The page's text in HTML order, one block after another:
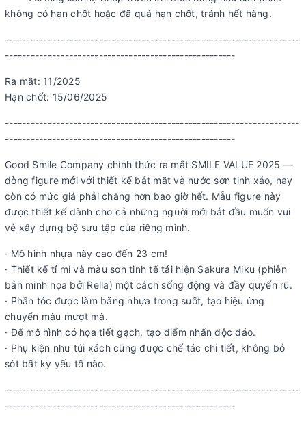
không có hạn chốt hoặc đã quá hạn chốt, tránh hết hàng.
---------------------------------------------------------------------
------------------------------------------------------
Ra mắt: 11/2025
Hạn chốt: 15/06/2025
---------------------------------------------------------------------
------------------------------------------------------
Good Smile Company chính thức ra mắt SMILE VALUE 2025 —
dòng figure mới với thiết kế bắt mắt và nước sơn tinh xảo, nay
còn có mức giá phải chăng hơn bao giờ hết. Mẫu figure này
được thiết kế dành cho cả những người mới bắt đầu muốn vui
vẻ xây dựng bộ sưu tập của riêng mình.
· Mô hình nhựa này cao đến 23 cm!
· Thiết kế tỉ mỉ và màu sơn tinh tế tái hiện Sakura Miku (phiên
bản minh họa bởi Rella) một cách sống động và đầy quyến rũ.
· Phần tóc được làm bằng nhựa trong suốt, tạo hiệu ứng
chuyển màu mượt mà.
· Đế mô hình có họa tiết gạch, tạo điểm nhấn độc đáo.
· Phụ kiện như túi xách cũng được chế tác chi tiết, không bỏ
sót bất kỳ yếu tố nào.
---------------------------------------------------------------------
------------------------------------------------------